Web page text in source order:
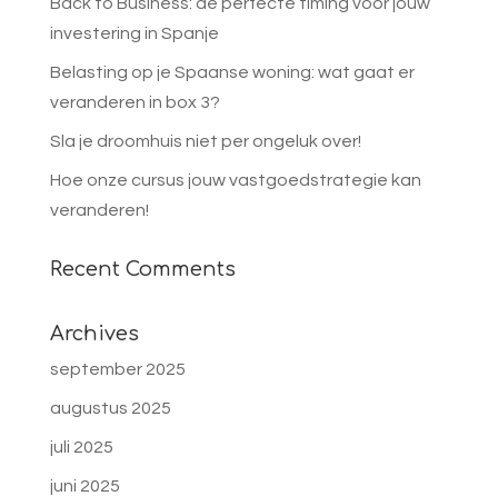
investering in Spanje
Belasting op je Spaanse woning: wat gaat er
veranderen in box 3?
Sla je droomhuis niet per ongeluk over!
Hoe onze cursus jouw vastgoedstrategie kan
veranderen!
Recent Comments
Archives
september 2025
augustus 2025
juli 2025
juni 2025